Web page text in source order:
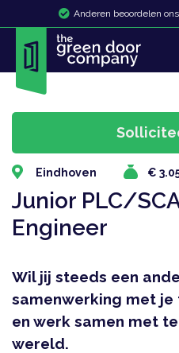
Anderen beoordelen
Eindhoven €
Junior PLC/
Engineer
Wil jij steeds een
samenwerking met je
en werk samen met
wereld.